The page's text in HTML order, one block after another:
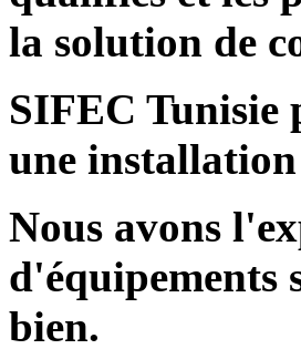
la solution de
SIFEC Tunisie
une installation
Nous avons
d'équipements
bien.